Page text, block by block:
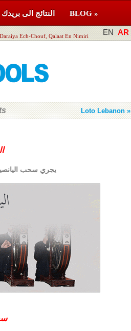
النتائج الى BLOG »
Ech-Chouf, Qalaat En Nimiri EN AR
Loto Lebanon »
يجري سحب